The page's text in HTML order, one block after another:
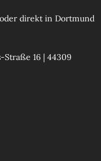
direkt in Dortmund
16 | 44309